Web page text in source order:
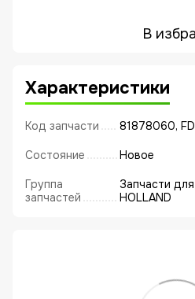
В
Характеристики
Код запчасти 81878060,
Состояние Новое
Группа
запчастей
Запчасти
HOLLAND